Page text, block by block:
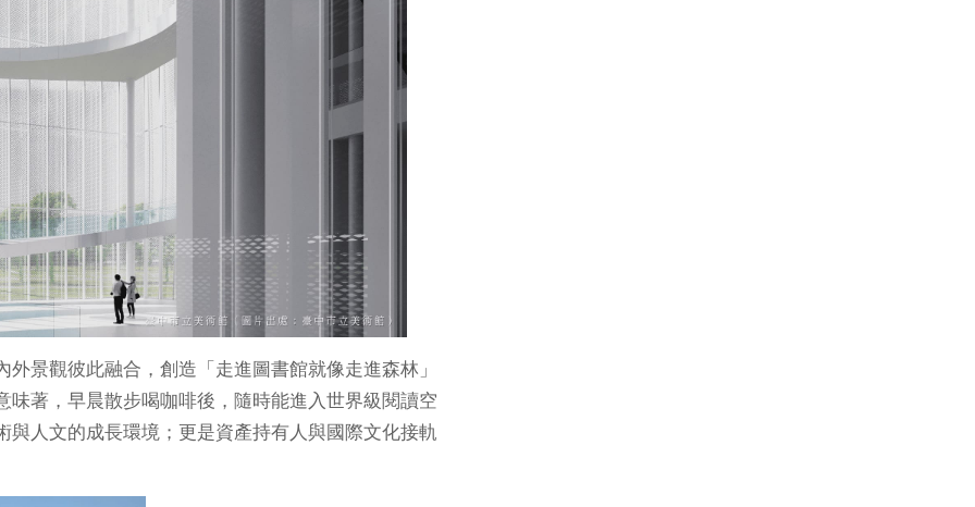
景觀彼此融合，創造「走進圖書館就像走進森林」
著，早晨散步喝咖啡後，隨時能進入世界級閱讀空
人文的成長環境；更是資產持有人與國際文化接軌